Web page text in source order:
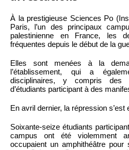
À la prestigieuse Sciences Po
Paris, l’un des principaux
palestinienne en France, les
fréquentes depuis le début de la
Elles sont menées à la
l’établissement, qui a
disciplinaires, y compris des
d’étudiants participant à des
En avril dernier, la répression s’est
Soixante-seize étudiants
campus ont été violemment
occupaient un amphithéâtre pour